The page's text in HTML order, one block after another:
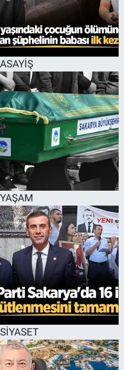
ASAYİŞ
YAŞAM
SİYASET
EĞİTİM
ÖZEL HABER
HALK54 PANORAMA